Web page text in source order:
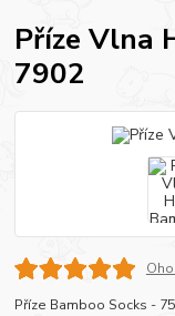
Příze Vlna
7902
Příze Bamboo Socks -